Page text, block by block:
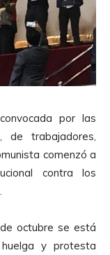
por las
de trabajadores,
comenzó a
contra los
octubre se está
y protesta